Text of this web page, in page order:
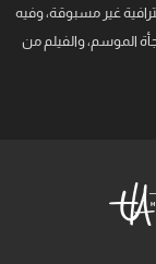
غير مسبوقة، وفيه
الموسم، والفيلم من